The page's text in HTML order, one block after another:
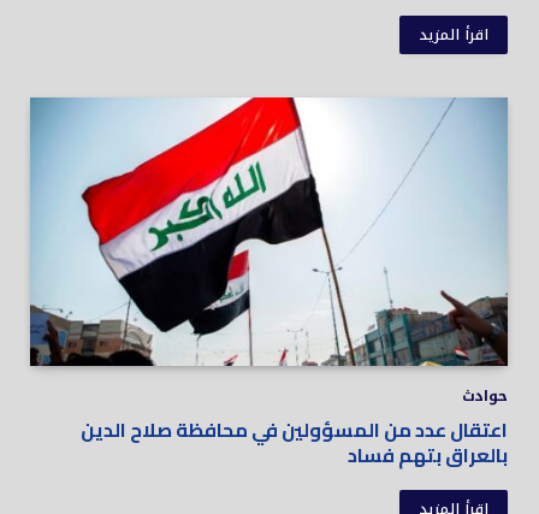
اقرأ المزيد
حوادث
اعتقال عدد من المسؤولين في محافظة صلاح الدين
بالعراق بتهم فساد